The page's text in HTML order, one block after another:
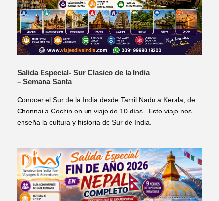
Salida Especial- Sur Clasico de la India
– Semana Santa
Conocer el Sur de la India desde Tamil Nadu a Kerala, de
Chennai a Cochin en un viaje de 10 días. Este viaje nos
enseña la cultura y historia de Sur de India.